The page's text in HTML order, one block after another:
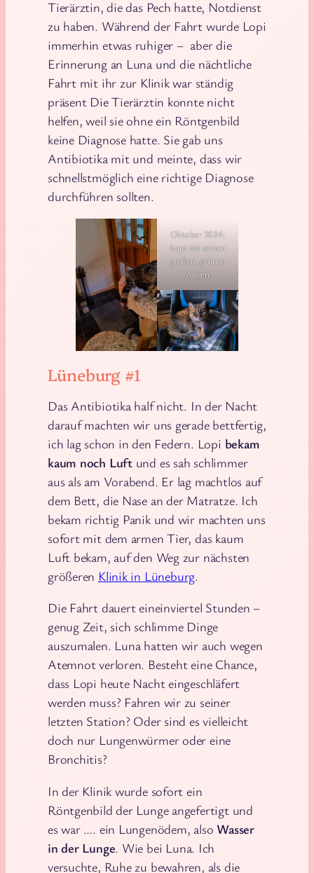
Tierärztin, die das Pech hatte, Notdienst
zu haben. Während der Fahrt wurde Lopi
immerhin etwas ruhiger – aber die
Erinnerung an Luna und die nächtliche
Fahrt mit ihr zur Klinik war ständig
präsent Die Tierärztin konnte nicht
helfen, weil sie ohne ein Röntgenbild
keine Diagnose hatte. Sie gab uns
Antibiotika mit und meinte, dass wir
schnellstmöglich eine richtige Diagnose
durchführen sollten.
Oktober 2024:
Lopi mit seinen
großen, grünen
Augen
Lüneburg #1
Das Antibiotika half nicht. In der Nacht
darauf machten wir uns gerade bettfertig,
ich lag schon in den Federn. Lopi bekam
kaum noch Luftund es sah schlimmer
aus als am Vorabend. Er lag machtlos auf
dem Bett, die Nase an der Matratze. Ich
bekam richtig Panik und wir machten uns
sofort mit dem armen Tier, das kaum
Luft bekam, auf den Weg zur nächsten
größeren Klinik in Lüneburg.
Die Fahrt dauert eineinviertel Stunden –
genug Zeit, sich schlimme Dinge
auszumalen. Luna hatten wir auch wegen
Atemnot verloren. Besteht eine Chance,
dass Lopi heute Nacht eingeschläfert
werden muss? Fahren wir zu seiner
letzten Station? Oder sind es vielleicht
doch nur Lungenwürmer oder eine
Bronchitis?
In der Klinik wurde sofort ein
Röntgenbild der Lunge angefertigt und
es war …. ein Lungenödem, also Wasser
in der Lunge. Wie bei Luna. Ich
versuchte, Ruhe zu bewahren, als die